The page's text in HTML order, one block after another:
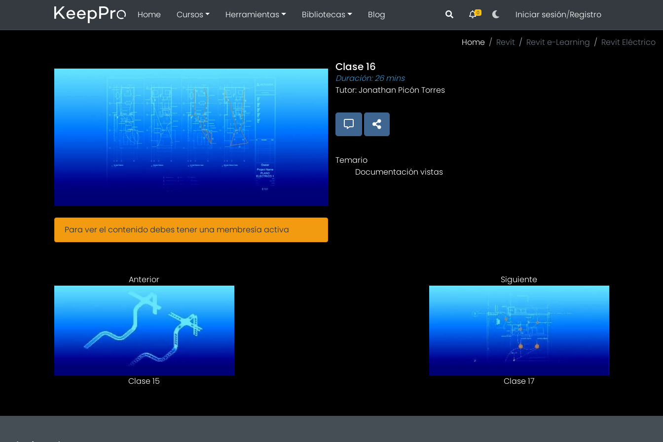
Home Cursos Herramientas Bibliotecas Blog 0 Iniciar sesión/Registro
Home Revit Revit e-Learning Revit Eléctrico
Para ver el contenido debes tener una membresía activa
Clase 16
Duración: 26 mins
Tutor:Jonathan Picón Torres
Temario
Documentación vistas
Anterior
Clase 15
Siguiente
Clase 17